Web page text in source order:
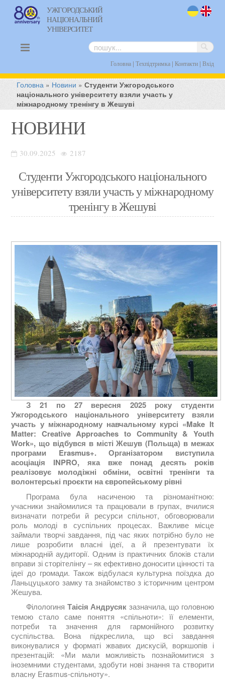
УЖГОРОДСЬКИЙ
НАЦІОНАЛЬНИЙ
УНІВЕРСИТЕТ
Головна| Техпідтримка| Контакти| Вхід
Головна » Новини »Студенти Ужгородського
національного університету взяли участь у
міжнародному тренінгу в Жешуві
НОВИНИ
30.09.2025 2187
Студенти Ужгородського національного
університету взяли участь у міжнародному
тренінгу в Жешуві
З 21 по 27 вересня 2025 року студенти
Ужгородського національного університету взяли
участь у міжнародному навчальному курсі «Make It
Matter: Creative Approaches to Community & Youth
Work», що відбувся в місті Жешув (Польща) в межах
програми Erasmus+. Організатором виступила
асоціація INPRO, яка вже понад десять років
реалізовує молодіжні обміни, освітні тренінги та
волонтерські проєкти на європейському рівні
Програма була насиченою та різноманітною:
учасники знайомилися та працювали в групах, вчилися
визначати потреби й ресурси спільнот, обговорювали
роль молоді в суспільних процесах. Важливе місце
займали творчі завдання, під час яких потрібно було не
лише розробити власні ідеї, а й презентувати їх
міжнародній аудиторії. Одним із практичних блоків стали
вправи зі сторітелінгу – як ефективно доносити цінності та
ідеї до громади. Також відбулася культурна поїздка до
Ланьцуцького замку та знайомство з історичним центром
Жешува.
Філологиня Таісія Андрусяк зазначила, що головною
темою стало саме поняття «спільноти»: її елементи,
потреби та значення для гармонійного розвитку
суспільства. Вона підкреслила, що всі завдання
виконувалися у форматі жвавих дискусій, воркшопів і
презентацій: «Ми мали можливість познайомитися з
іноземними студентами, здобути нові знання та створити
власну Erasmus-спільноту».